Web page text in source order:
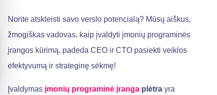
Norite atskleisti savo verslo potencialą? Mūsų aiškus,
žmogiškas vadovas, kaip įvaldyti įmonių programinės
įrangos kūrimą, padeda CEO ir CTO pasiekti veiklos
efektyvumą ir strateginę sėkmę!
Įvaldymas įmonių programinė įranga plėtra yra